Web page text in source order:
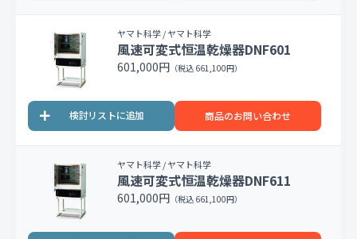
ヤマト科学 / ヤマト科学
風速可変式恒温乾燥器DNF601
601,000円 （税込 661,100円）
商品のお問い合わせ
ヤマト科学 / ヤマト科学
風速可変式恒温乾燥器DNF611
601,000円 （税込 661,100円）